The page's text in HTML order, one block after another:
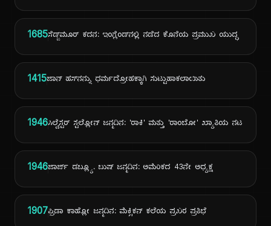
1685ಸೆಡ್ಜ್‌ಮೂರ್ ಕದನ: ಇಂಗ್ಲೆಂಡ್‌ನಲ್ಲಿ ನಡೆದ ಕೊನೆಯ ಪ್ರಮುಖ ಯುದ್ಧ
1415ಜಾನ್ ಹಸ್‌ನನ್ನು ಧರ್ಮದ್ರೋಹಕ್ಕಾಗಿ ಸುಟ್ಟುಹಾಕಲಾಯಿತು
1946ಸಿಲ್ವೆಸ್ಟರ್ ಸ್ಟಲ್ಲೋನ್ ಜನ್ಮದಿನ: 'ರಾಕಿ' ಮತ್ತು 'ರಾಂಬೋ' ಖ್ಯಾತಿಯ ನಟ
1946ಜಾರ್ಜ್ ಡಬ್ಲ್ಯೂ. ಬುಷ್ ಜನ್ಮದಿನ: ಅಮೆರಿಕದ 43ನೇ ಅಧ್ಯಕ್ಷ
1907ಫ್ರಿಡಾ ಕಾಹ್ಲೋ ಜನ್ಮದಿನ: ಮೆಕ್ಸಿಕನ್ ಕಲೆಯ ಪ್ರಖರ ಪ್ರತಿಭೆ